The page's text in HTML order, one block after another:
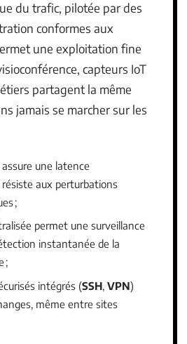
du trafic, pilotée par des
conformes aux
une exploitation fine
capteurs IoT
partagent la même
jamais se marcher sur les
assure une latence
aux perturbations
;
permet une surveillance
instantanée de la
;
intégrés (SSH VPN)
même entre sites